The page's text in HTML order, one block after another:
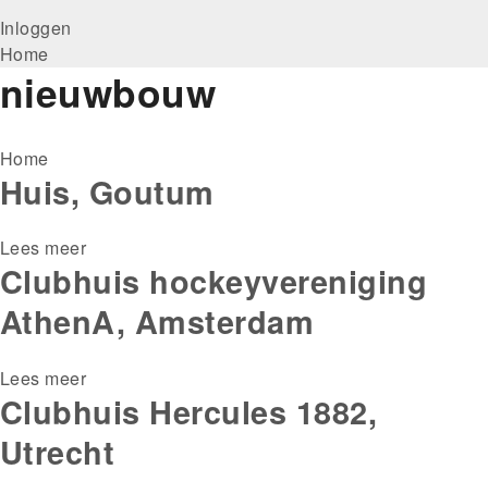
User
account
menu
Inloggen
Main
navigation
Home
nieuwbouw
Kruimelpad
Home
Huis, Goutum
Lees meer
Huis,
Goutum
Clubhuis hockeyvereniging
AthenA, Amsterdam
Lees meer
Clubhuis
hockeyvereniging
AthenA,
Clubhuis Hercules 1882,
Utrecht